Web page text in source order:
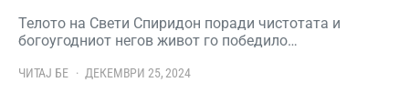
Телото на Свети Спиридон поради чистотата и
богоугодниот негов живот го победило…
ЧИТАЈ БЕ ДЕКЕМВРИ 25, 2024